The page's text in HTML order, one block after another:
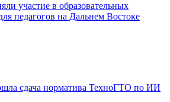
участие в образовательных
педагогов на Дальнем Востоке
сдача норматива ТехноГТО по ИИ